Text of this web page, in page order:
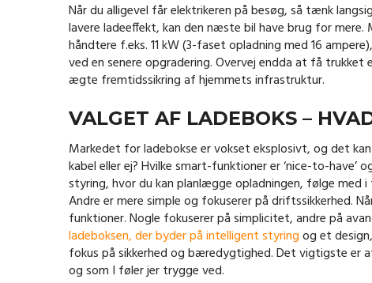
Når du alligevel får elektrikeren på besøg, så tænk
lavere ladeeffekt, kan den næste bil have brug for
håndtere f.eks. 11 kW (3-faset opladning med 16
ved en senere opgradering. Overvej endda at få
ægte fremtidssikring af hjemmets infrastruktur.
VALGET AF LADEBOKS –
Markedet for ladebokse er vokset eksplosivt, og det
kabel eller ej? Hvilke smart-funktioner er ‘nice-to-have’
styring, hvor du kan planlægge opladningen, følge med
Andre er mere simple og fokuserer på driftssikkerhed.
funktioner. Nogle fokuserer på simplicitet, andre på
ladeboksen, der byder på intelligent styringog et
fokus på sikkerhed og bæredygtighed. Det vigtigste er
og som I føler jer trygge ved.